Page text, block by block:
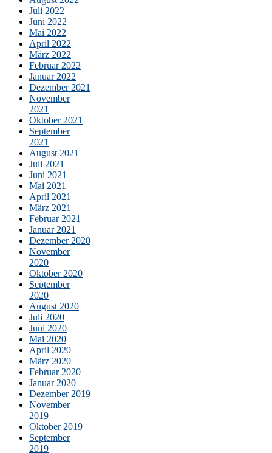
Juli 2022
Juni 2022
Mai 2022
April 2022
März 2022
Februar 2022
Januar 2022
Dezember 2021
November
2021
Oktober 2021
September
2021
August 2021
Juli 2021
Juni 2021
Mai 2021
April 2021
März 2021
Februar 2021
Januar 2021
Dezember 2020
November
2020
Oktober 2020
September
2020
August 2020
Juli 2020
Juni 2020
Mai 2020
April 2020
März 2020
Februar 2020
Januar 2020
Dezember 2019
November
2019
Oktober 2019
September
2019